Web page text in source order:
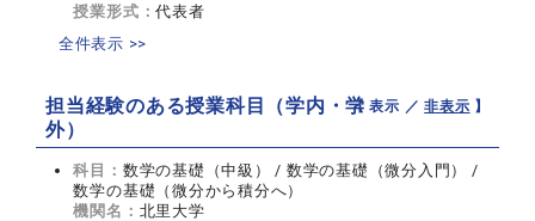
授業形式：代表者
全件表示 >>
担当経験のある授業科目（学内・学
外）
【 表示 ／非表示 】
科目： 数学の基礎（中級） / 数学の基礎（微分入門） /
数学の基礎（微分から積分へ）
機関名： 北里大学